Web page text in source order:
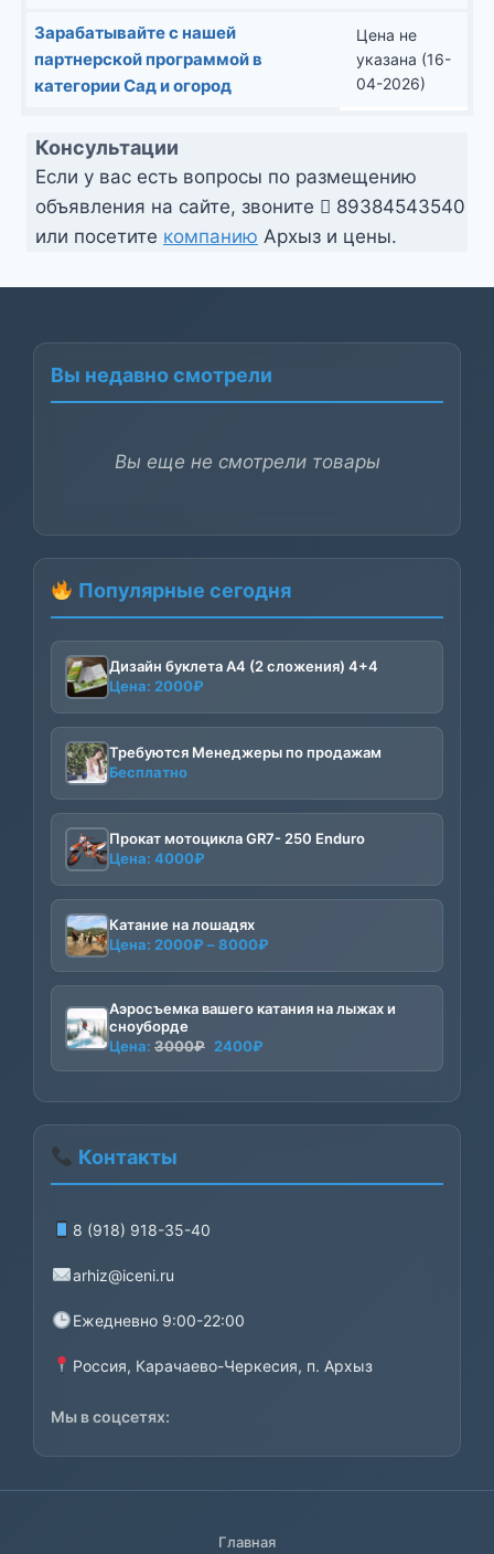
Зарабатывайте с нашей
партнерской программой в
категории Сад и огород
Цена не
указана (16-
04-2026)
Консультации
Если у вас есть вопросы по размещению
объявления на сайте, звоните
89384543540
или посетите компанию Архыз и цены.
Вы недавно смотрели
Вы еще не смотрели товары
Популярные сегодня
Дизайн буклета А4 (2 сложения) 4+4
Цена: 2000₽
Требуются Менеджеры по продажам
Бесплатно
Прокат мотоцикла GR7- 250 Enduro
Цена: 4000₽
Катание на лошадях
Цена: 2000₽ –8000₽
2000₽
–
Аэросъемка вашего катания на лыжах и
сноуборде
Цена: 3000₽ Первоначальная
цена
2400₽
цена:
Контакты
8 (918) 918-35-40
arhiz@iceni.ru
Ежедневно 9:00-22:00
Россия, Карачаево-Черкесия, п. Архыз
Мы в соцсетях:
Главная